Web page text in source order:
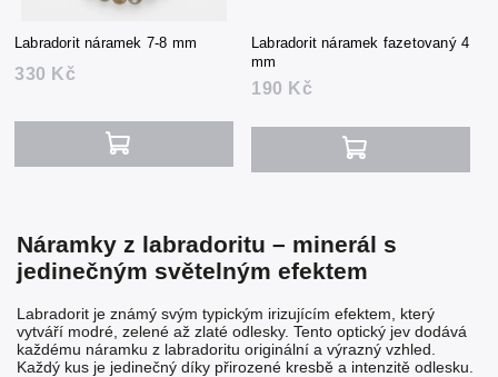
Labradorit náramek 7-8 mm
330 Kč
Labradorit náramek fazetovaný 4
mm
190 Kč
Náramky z labradoritu – minerál s
jedinečným světelným efektem
Labradorit je známý svým typickým irizujícím efektem, který
vytváří modré, zelené až zlaté odlesky. Tento optický jev dodává
každému náramku z labradoritu originální a výrazný vzhled.
Každý kus je jedinečný díky přirozené kresbě a intenzitě odlesku.